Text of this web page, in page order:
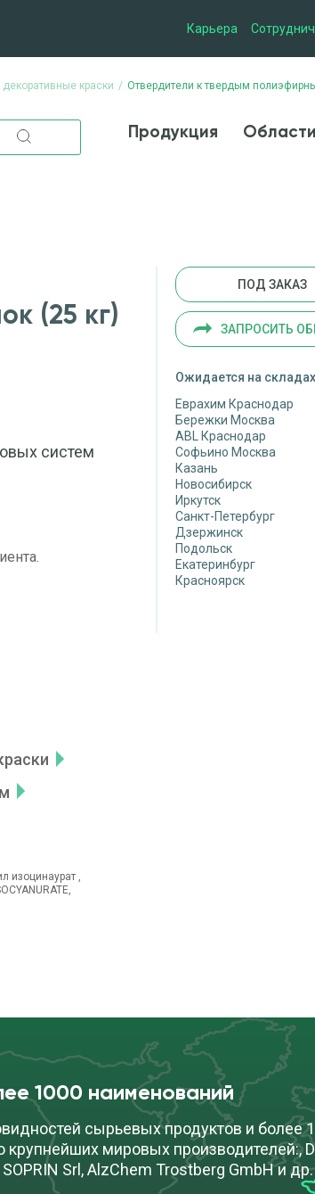
Карьера
краски Отвердители к твердым
Продукция
(25 кг)
систем
,
ПОД ЗАКАЗ
ЗАПРОСИТЬ
Ожидается на
Еврахим Краснодар
Бережки Москва
ABL Краснодар
Софьино Москва
Казань
Новосибирск
Иркутск
Санкт-Петербург
Дзержинск
Подольск
Екатеринбург
Красноярск
1000 наименований
сырьевых продуктов и более
мировых производителей:,
Srl, AlzChem Trostberg GmbH и др.